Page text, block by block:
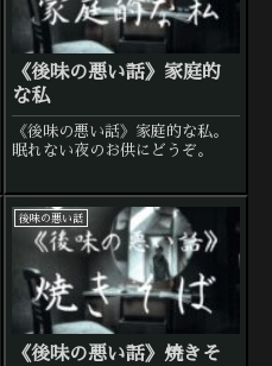
《後味の悪い話》家庭的
な私
《後味の悪い話》家庭的な私。
眠れない夜のお供にどうぞ。
後味の悪い話
《後味の悪い話》焼きそ